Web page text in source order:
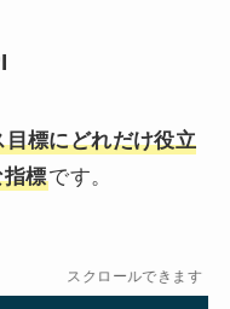
標にどれだけ役立
標です。
スクロールできます